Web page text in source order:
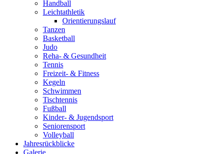
Handball
Leichtathletik
Orientierungslauf
Tanzen
Basketball
Judo
Reha- & Gesundheit
Tennis
Freizeit- & Fitness
Kegeln
Schwimmen
Tischtennis
Fußball
Kinder- & Jugendsport
Seniorensport
Volleyball
Jahresrückblicke